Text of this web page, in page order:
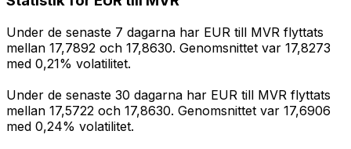
Under de senaste 7 dagarna har EUR till MVR flyttats
mellan 17,7892 och 17,8630. Genomsnittet var 17,8273
med 0,21% volatilitet.
Under de senaste 30 dagarna har EUR till MVR flyttats
mellan 17,5722 och 17,8630. Genomsnittet var 17,6906
med 0,24% volatilitet.